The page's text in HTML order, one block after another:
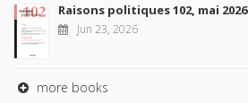
Raisons politiques 102, mai 2026
Jun 23, 2026
more books